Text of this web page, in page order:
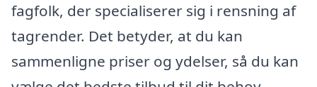
fagfolk, der specialiserer sig i rensning af
tagrender. Det betyder, at du kan
sammenligne priser og ydelser, så du kan